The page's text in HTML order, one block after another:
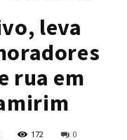
leva
rua em
172 0